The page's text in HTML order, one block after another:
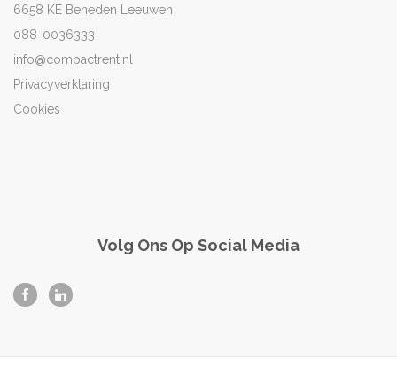
6658 KE Beneden Leeuwen
088-0036333
info@compactrent.nl
Privacyverklaring
Cookies
Volg Ons Op Social Media